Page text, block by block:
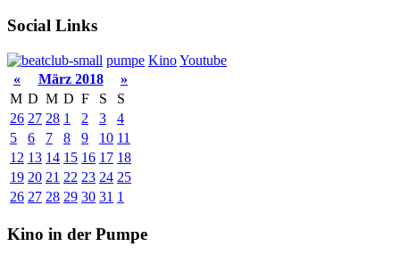
Social Links
pumpe KinoYoutube
«
März 2018
»
M D M D F S
S
26 27 28 1 2 3
4
5
6 7 8 9 10 11
12 13 14 15 16 17 18
19 20 21 22 23 24 25
26 27 28 29 30 31 1
Kino in der Pumpe